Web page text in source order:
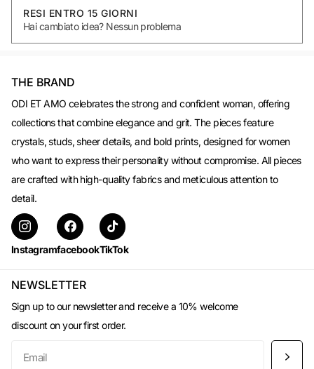
RESI ENTRO 15 GIORNI
Hai cambiato idea? Nessun problema
THE BRAND
ODI ET AMO celebrates the strong and confident woman, offering
collections that combine elegance and grit. The pieces feature
crystals, studs, sheer details, and bold prints, designed for women
who want to express their personality without compromise. All pieces
are crafted with high-quality fabrics and meticulous attention to
detail.
InstagramfacebookTikTok
NEWSLETTER
Sign up to our newsletter and receive a 10% welcome
discount on your first order.